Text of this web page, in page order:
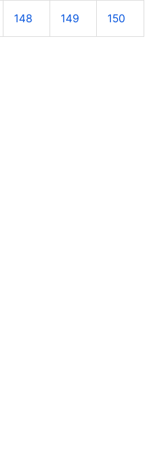
148 149 150